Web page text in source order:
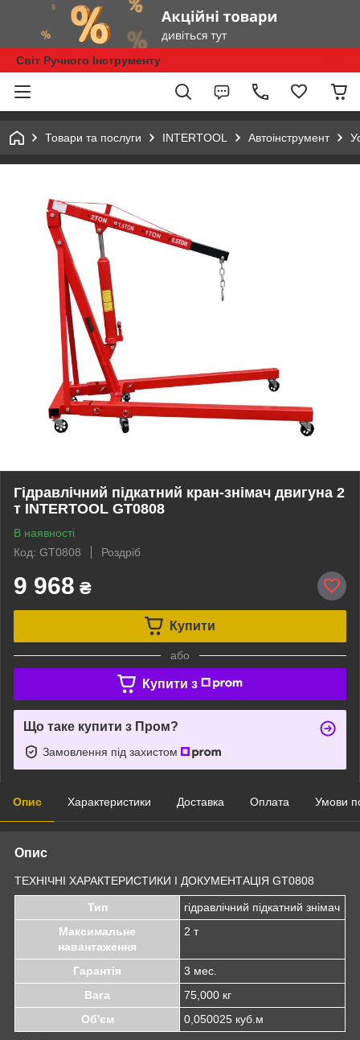
Світ Ручного Інструменту
Товари та послуги INTERTOOL Автоінструмент
Гідравлічний підкатний кран-знімач двигуна 2
т INTERTOOL GT0808
В наявності
Код: GT0808
Роздріб
9 968 ₴
Купити
або
Купити з
Що таке купити з Пром?
Замовлення під захистом
Опис Характеристики Доставка Оплата Умови
Опис
ТЕХНІЧНІ ХАРАКТЕРИСТИКИ І ДОКУМЕНТАЦІЯ GT0808
Тип
гідравлічний підкатний знімач
Максимальне
навантаження
2 т
Гарантія
3 мес.
Вага
75,000 кг
Об'єм
0,050025 куб.м